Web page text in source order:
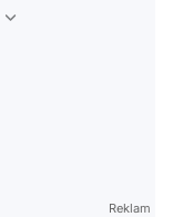
Reklam